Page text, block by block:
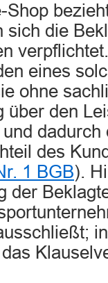
Shop
sich die
eines
ohne
über den
des
1 BGB).
der